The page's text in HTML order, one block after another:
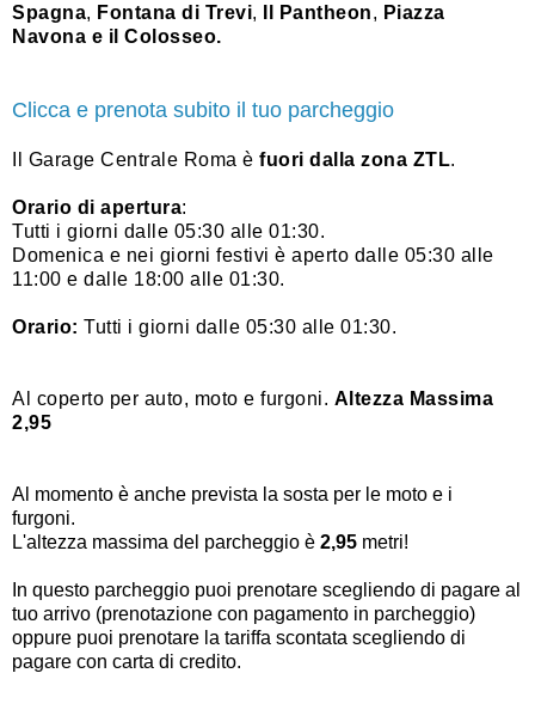
Spagna, Fontana di Trevi, Il Pantheon, Piazza
Navona e il Colosseo.
Clicca e prenota subito il tuo parcheggio
Il Garage Centrale Roma è fuori dalla zona ZTL.
Orario di apertura:
Tutti i giorni dalle 05:30 alle 01:30.
Domenica e nei giorni festivi è aperto dalle 05:30 alle
11:00 e dalle 18:00 alle 01:30.
Orario: Tutti i giorni dalle 05:30 alle 01:30.
Al coperto per auto, moto e furgoni. Altezza Massima
2,95
Al momento è anche prevista la sosta per le moto e i
furgoni.
L'altezza massima del parcheggio è 2,95 metri!
In questo parcheggio puoi prenotare scegliendo di pagare al
tuo arrivo (prenotazione con pagamento in parcheggio)
oppure puoi prenotare la tariffa scontata scegliendo di
pagare con carta di credito.